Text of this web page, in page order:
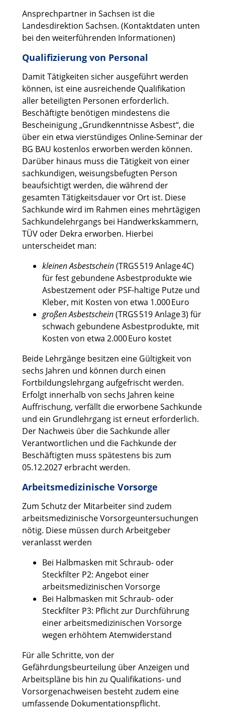
Ansprechpartner in Sachsen ist die
Landesdirektion Sachsen. (Kontaktdaten unten
bei den weiterführenden Informationen)
Qualifizierung von Personal
Damit Tätigkeiten sicher ausgeführt werden
können, ist eine ausreichende Qualifikation
aller beteiligten Personen erforderlich.
Beschäftigte benötigen mindestens die
Bescheinigung „Grundkenntnisse Asbest“, die
über ein etwa vierstündiges Online-Seminar der
BG BAU kostenlos erworben werden können.
Darüber hinaus muss die Tätigkeit von einer
sachkundigen, weisungsbefugten Person
beaufsichtigt werden, die während der
gesamten Tätigkeitsdauer vor Ort ist. Diese
Sachkunde wird im Rahmen eines mehrtägigen
Sachkundelehrgangs bei Handwerkskammern,
TÜV oder Dekra erworben. Hierbei
unterscheidet man:
kleinen Asbestschein(TRGS 519 Anlage 4C)
für fest gebundene Asbestprodukte wie
Asbestzement oder PSF-haltige Putze und
Kleber, mit Kosten von etwa 1.000 Euro
großen Asbestschein(TRGS 519 Anlage 3) für
schwach gebundene Asbestprodukte, mit
Kosten von etwa 2.000 Euro kostet
Beide Lehrgänge besitzen eine Gültigkeit von
sechs Jahren und können durch einen
Fortbildungslehrgang aufgefrischt werden.
Erfolgt innerhalb von sechs Jahren keine
Auffrischung, verfällt die erworbene Sachkunde
und ein Grundlehrgang ist erneut erforderlich.
Der Nachweis über die Sachkunde aller
Verantwortlichen und die Fachkunde der
Beschäftigten muss spätestens bis zum
05.12.2027 erbracht werden.
Arbeitsmedizinische Vorsorge
Zum Schutz der Mitarbeiter sind zudem
arbeitsmedizinische Vorsorgeuntersuchungen
nötig. Diese müssen durch Arbeitgeber
veranlasst werden
Bei Halbmasken mit Schraub- oder
Steckfilter P2: Angebot einer
arbeitsmedizinischen Vorsorge
Bei Halbmasken mit Schraub- oder
Steckfilter P3: Pflicht zur Durchführung
einer arbeitsmedizinischen Vorsorge
wegen erhöhtem Atemwiderstand
Für alle Schritte, von der
Gefährdungsbeurteilung über Anzeigen und
Arbeitspläne bis hin zu Qualifikations- und
Vorsorgenachweisen besteht zudem eine
umfassende Dokumentationspflicht.